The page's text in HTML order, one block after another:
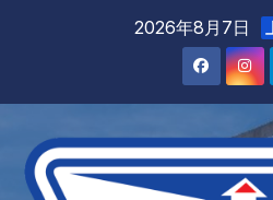
2026年8月7日